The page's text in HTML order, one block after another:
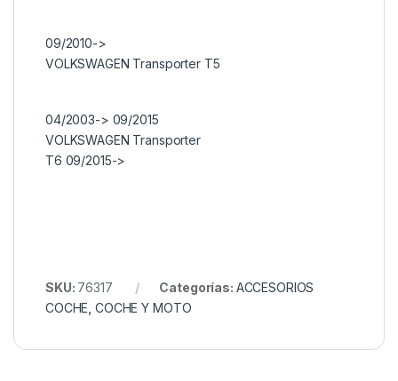
09/2010->
VOLKSWAGEN Transporter T5
04/2003-> 09/2015
VOLKSWAGEN Transporter
T6 09/2015->
SKU: 76317 Categorías: ACCESORIOS
COCHE ,COCHE Y MOTO